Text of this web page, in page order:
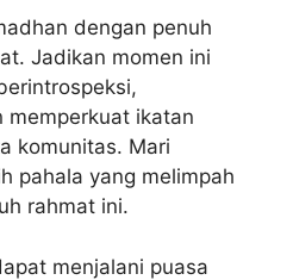
dengan penuh
Jadikan momen ini
memperkuat ikatan
komunitas. Mari
pahala yang melimpah
rahmat ini.
menjalani puasa